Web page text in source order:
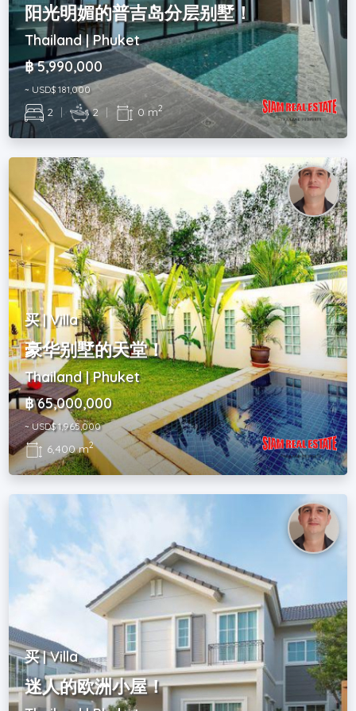
阳光明媚的普吉岛分层别墅！
Thailand | Phuket
฿ 5,990,000
~ USD$ 181,000
2 | 2 | 0 m2
买 | Villa
豪华别墅的天堂！
Thailand | Phuket
฿ 65,000,000
~ USD$ 1,965,000
6,400 m2
买 | Villa
迷人的欧洲小屋！